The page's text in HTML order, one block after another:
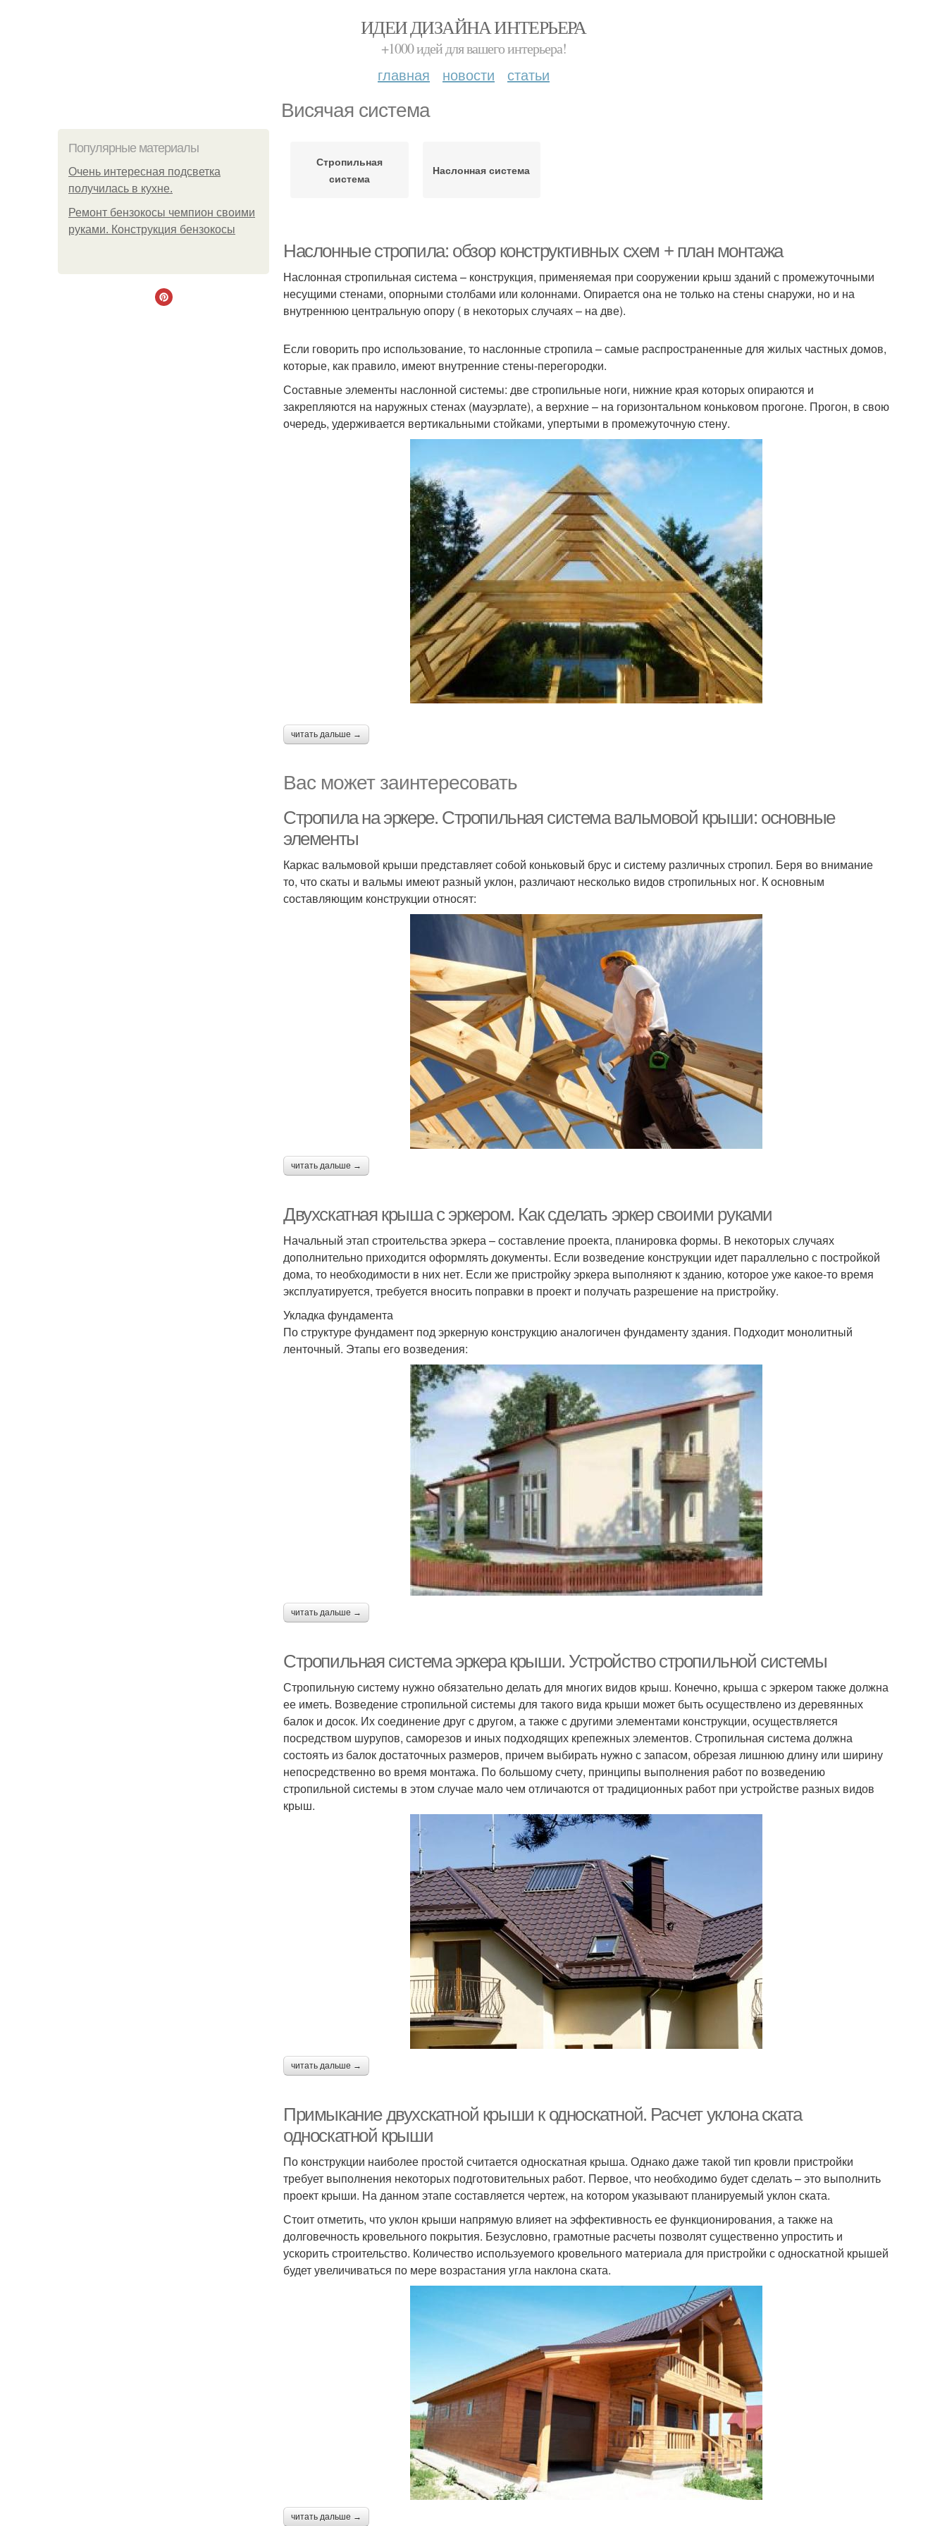
ИДЕИ ДИЗАЙНА ИНТЕРЬЕРА
+1000 идей для вашего интерьера!
главная новости статьи
Висячая система
Популярные материалы
Очень интересная подсветка
получилась в кухне.
Ремонт бензокосы чемпион своими
руками. Конструкция бензокосы
Стропильная
система
Наслонная система
Наслонные стропила: обзор конструктивных схем + план монтажа
Наслонная стропильная система – конструкция, применяемая при сооружении крыш зданий с промежуточными
несущими стенами, опорными столбами или колоннами. Опирается она не только на стены снаружи, но и на
внутреннюю центральную опору ( в некоторых случаях – на две).
Если говорить про использование, то наслонные стропила – самые распространенные для жилых частных домов,
которые, как правило, имеют внутренние стены-перегородки.
Составные элементы наслонной системы: две стропильные ноги, нижние края которых опираются и
закрепляются на наружных стенах (мауэрлате), а верхние – на горизонтальном коньковом прогоне. Прогон, в свою
очередь, удерживается вертикальными стойками, упертыми в промежуточную стену.
читать дальше →
Вас может заинтересовать
Стропила на эркере. Стропильная система вальмовой крыши: основные
элементы
Каркас вальмовой крыши представляет собой коньковый брус и систему различных стропил. Беря во внимание
то, что скаты и вальмы имеют разный уклон, различают несколько видов стропильных ног. К основным
составляющим конструкции относят:
читать дальше →
Двухскатная крыша с эркером. Как сделать эркер своими руками
Начальный этап строительства эркера – составление проекта, планировка формы. В некоторых случаях
дополнительно приходится оформлять документы. Если возведение конструкции идет параллельно с постройкой
дома, то необходимости в них нет. Если же пристройку эркера выполняют к зданию, которое уже какое-то время
эксплуатируется, требуется вносить поправки в проект и получать разрешение на пристройку.
Укладка фундамента
По структуре фундамент под эркерную конструкцию аналогичен фундаменту здания. Подходит монолитный
ленточный. Этапы его возведения:
читать дальше →
Стропильная система эркера крыши. Устройство стропильной системы
Стропильную систему нужно обязательно делать для многих видов крыш. Конечно, крыша с эркером также должна
ее иметь. Возведение стропильной системы для такого вида крыши может быть осуществлено из деревянных
балок и досок. Их соединение друг с другом, а также с другими элементами конструкции, осуществляется
посредством шурупов, саморезов и иных подходящих крепежных элементов. Стропильная система должна
состоять из балок достаточных размеров, причем выбирать нужно с запасом, обрезая лишнюю длину или ширину
непосредственно во время монтажа. По большому счету, принципы выполнения работ по возведению
стропильной системы в этом случае мало чем отличаются от традиционных работ при устройстве разных видов
крыш.
читать дальше →
Примыкание двухскатной крыши к односкатной. Расчет уклона ската
односкатной крыши
По конструкции наиболее простой считается односкатная крыша. Однако даже такой тип кровли пристройки
требует выполнения некоторых подготовительных работ. Первое, что необходимо будет сделать – это выполнить
проект крыши. На данном этапе составляется чертеж, на котором указывают планируемый уклон ската.
Стоит отметить, что уклон крыши напрямую влияет на эффективность ее функционирования, а также на
долговечность кровельного покрытия. Безусловно, грамотные расчеты позволят существенно упростить и
ускорить строительство. Количество используемого кровельного материала для пристройки с односкатной крышей
будет увеличиваться по мере возрастания угла наклона ската.
читать дальше →